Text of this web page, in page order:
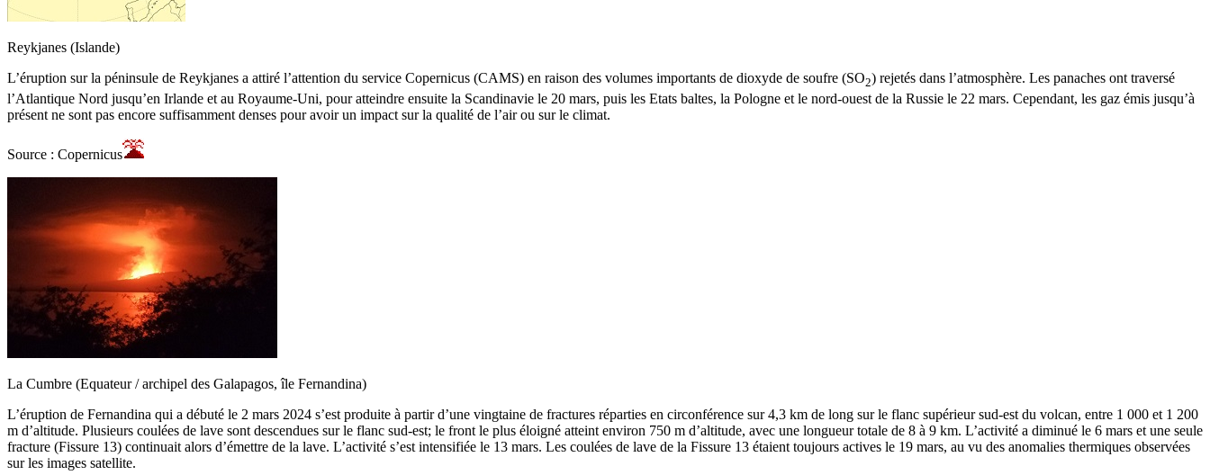
Reykjanes (Islande)
L’éruption sur la péninsule de Reykjanes a attiré l’attention du service Copernicus (CAMS) en raison des volumes importants de dioxyde de soufre (SO2) rejetés dans l’atmosphère. Les panaches ont traversé
l’Atlantique Nord jusqu’en Irlande et au Royaume-Uni, pour atteindre ensuite la Scandinavie le 20 mars, puis les Etats baltes, la Pologne et le nord-ouest de la Russie le 22 mars. Cependant, les gaz émis jusqu’à
présent ne sont pas encore suffisamment denses pour avoir un impact sur la qualité de l’air ou sur le climat.
Source : Copernicus
La Cumbre (Equateur / archipel des Galapagos, île Fernandina)
L’éruption de Fernandina qui a débuté le 2 mars 2024 s’est produite à partir d’une vingtaine de fractures réparties en circonférence sur 4,3 km de long sur le flanc supérieur sud-est du volcan, entre 1 000 et 1 200
m d’altitude. Plusieurs coulées de lave sont descendues sur le flanc sud-est; le front le plus éloigné atteint environ 750 m d’altitude, avec une longueur totale de 8 à 9 km. L’activité a diminué le 6 mars et une seule
fracture (Fissure 13) continuait alors d’émettre de la lave. L’activité s’est intensifiée le 13 mars. Les coulées de lave de la Fissure 13 étaient toujours actives le 19 mars, au vu des anomalies thermiques observées
sur les images satellite.